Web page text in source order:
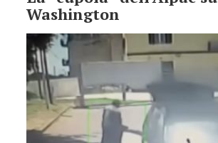
Washington